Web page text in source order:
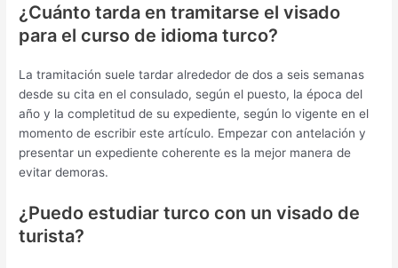
¿Cuánto tarda en tramitarse el visado
para el curso de idioma turco?
La tramitación suele tardar alrededor de dos a seis semanas
desde su cita en el consulado, según el puesto, la época del
año y la completitud de su expediente, según lo vigente en el
momento de escribir este artículo. Empezar con antelación y
presentar un expediente coherente es la mejor manera de
evitar demoras.
¿Puedo estudiar turco con un visado de
turista?